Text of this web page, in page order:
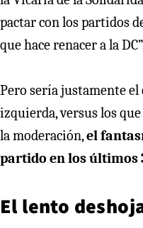
pactar con los partidos
que hace renacer a la
Pero sería justamente el
izquierda, versus los
la moderación,el
partido en los últimos
El lento